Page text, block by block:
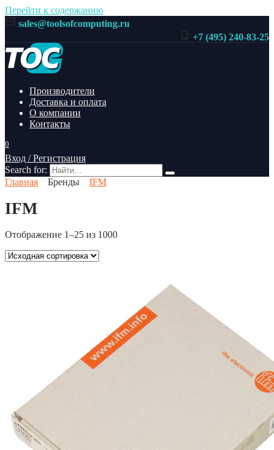
Перейти к содержанию
sales@toolsofcomputing.ru
+7 (495) 240-83-25
Производители
Доставка и оплата
О компании
Контакты
0
Вход / Регистрация
Search for:
Главная
Бренды IFM
IFM
Отображение 1–25 из 1000